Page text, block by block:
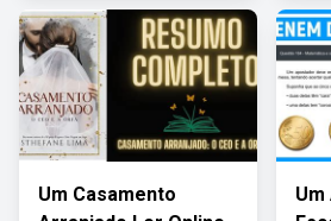
Um Casamento